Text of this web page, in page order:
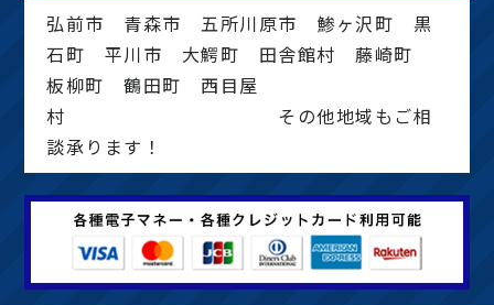
弘前市 青森市 五所川原市 鯵ヶ沢町 黒
石町 平川市 大鰐町 田舎館村 藤崎町
板柳町 鶴田町 西目屋
村 その他地域もご相
談承ります！